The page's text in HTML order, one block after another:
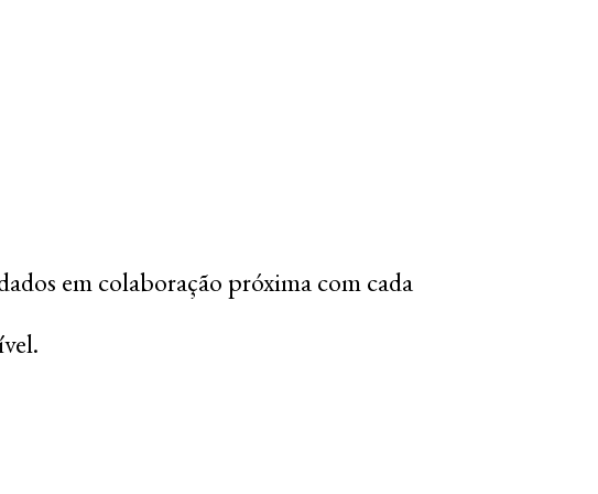
em colaboração próxima com cada